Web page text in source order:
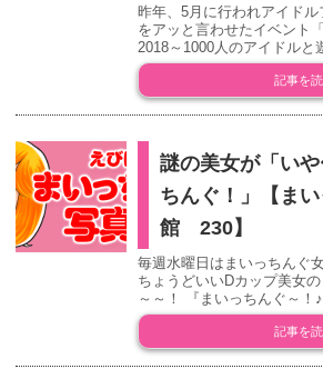
昨年、5月に行われアイド
をアッと言わせたイベント
2018～1000人のアイドルと
記事を
謎の美女が「い
ちんぐ！」【ま
館 230】
毎週水曜日はまいっちんぐ
ちょうどいいDカップ美女
～～！ 『まいっちんぐ～！♪
記事を